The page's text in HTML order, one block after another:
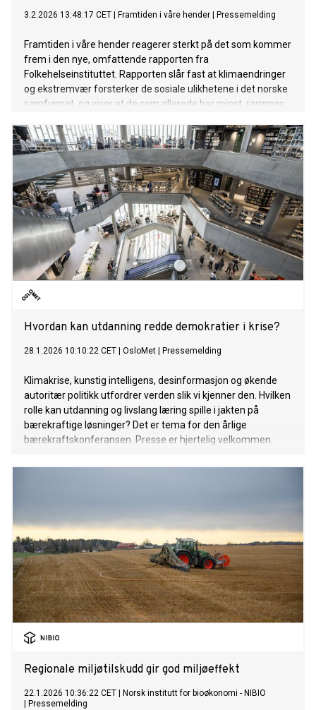
3.2.2026 13:48:17 CET Framtiden i våre hender Pressemelding
Framtiden i våre hender reagerer sterkt på det som kommer
frem i den nye, omfattende rapporten fra
Folkehelseinstituttet. Rapporten slår fast at klimaendringer
og ekstremvær forsterker de sosiale ulikhetene i det norske
samfunnet, og viser at de som allerede har minst, rammes
Hvordan kan utdanning redde demokratier i krise?
28.1.2026 10:10:22 CET OsloMet Pressemelding
Klimakrise, kunstig intelligens, desinformasjon og økende
autoritær politikk utfordrer verden slik vi kjenner den. Hvilken
rolle kan utdanning og livslang læring spille i jakten på
bærekraftige løsninger? Det er tema for den årlige
bærekraftskonferansen. Presse er hjertelig velkommen.
Regionale miljøtilskudd gir god miljøeffekt
22.1.2026 10:36:22 CET
Norsk institutt for bioøkonomi - NIBIO
Pressemelding